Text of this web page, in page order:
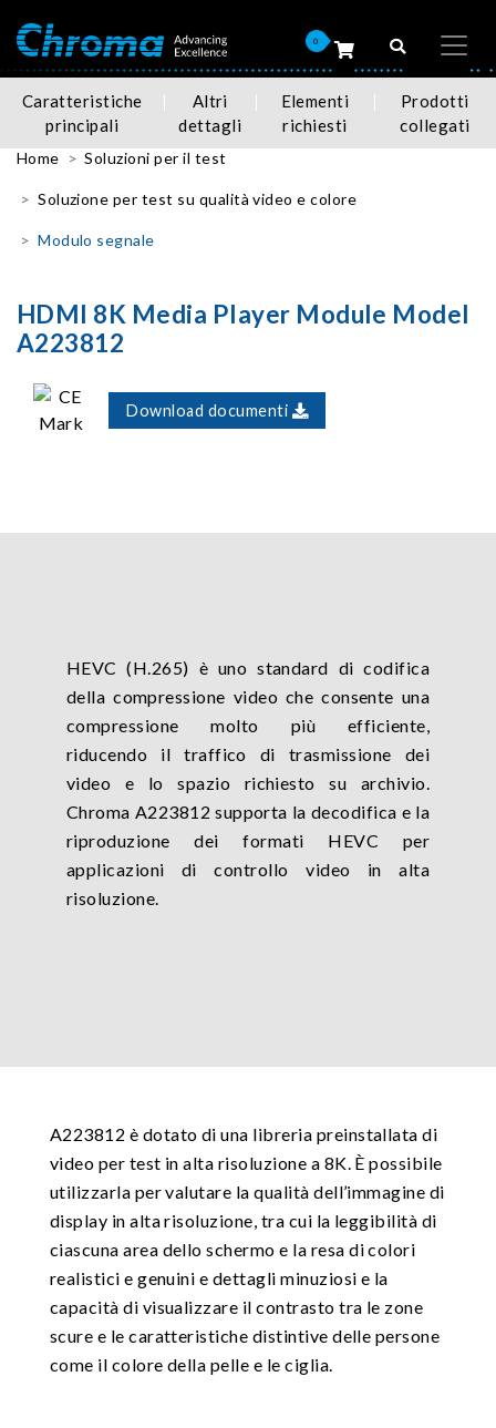
0
Caratteristiche
principali
Altri
dettagli
Elementi
richiesti
Prodotti
collegati
Home Soluzioni per il test
Soluzione per test su qualità video e colore
Modulo segnale
HDMI 8K Media Player Module Model
A223812
Download documenti
HEVC (H.265) è uno standard di codifica
della compressione video che consente una
compressione molto più efficiente,
riducendo il traffico di trasmissione dei
video e lo spazio richiesto su archivio.
Chroma A223812 supporta la decodifica e la
riproduzione dei formati HEVC per
applicazioni di controllo video in alta
risoluzione.
A223812 è dotato di una libreria preinstallata di
video per test in alta risoluzione a 8K. È possibile
utilizzarla per valutare la qualità dell’immagine di
display in alta risoluzione, tra cui la leggibilità di
ciascuna area dello schermo e la resa di colori
realistici e genuini e dettagli minuziosi e la
capacità di visualizzare il contrasto tra le zone
scure e le caratteristiche distintive delle persone
come il colore della pelle e le ciglia.